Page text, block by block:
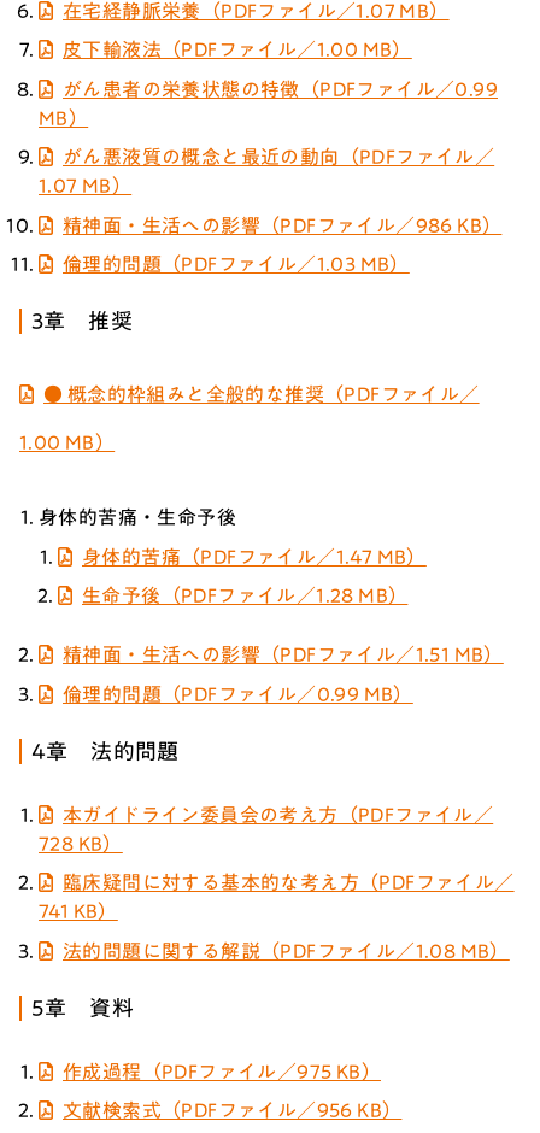
在宅経静脈栄養（PDFファイル／1.07 MB）
皮下輸液法（PDFファイル／1.00 MB）
がん患者の栄養状態の特徴（PDFファイル／0.99
MB）
がん悪液質の概念と最近の動向（PDFファイル／
1.07 MB）
精神面・生活への影響（PDFファイル／986 KB）
倫理的問題（PDFファイル／1.03 MB）
3章 推奨
● 概念的枠組みと全般的な推奨（PDFファイル／
1.00 MB）
身体的苦痛・生命予後
身体的苦痛（PDFファイル／1.47 MB）
生命予後（PDFファイル／1.28 MB）
精神面・生活への影響（PDFファイル／1.51 MB）
倫理的問題（PDFファイル／0.99 MB）
4章 法的問題
本ガイドライン委員会の考え方（PDFファイル／
728 KB）
臨床疑問に対する基本的な考え方（PDFファイル／
741 KB）
法的問題に関する解説（PDFファイル／1.08 MB）
5章 資料
作成過程（PDFファイル／975 KB）
文献検索式（PDFファイル／956 KB）